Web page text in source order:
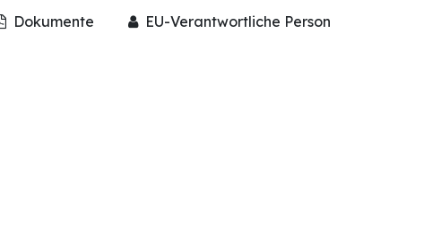
Dokumente EU-Verantwortliche Person